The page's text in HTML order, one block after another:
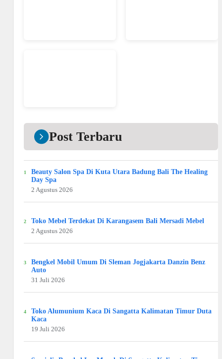
Post Terbaru
Beauty Salon Spa Di Kuta Utara Badung Bali The Healing
Day Spa
2 Agustus 2026
Toko Mebel Terdekat Di Karangasem Bali Mersadi Mebel
2 Agustus 2026
Bengkel Mobil Umum Di Sleman Jogjakarta Danzin Benz
Auto
31 Juli 2026
Toko Alumunium Kaca Di Sangatta Kalimatan Timur Duta
Kaca
19 Juli 2026